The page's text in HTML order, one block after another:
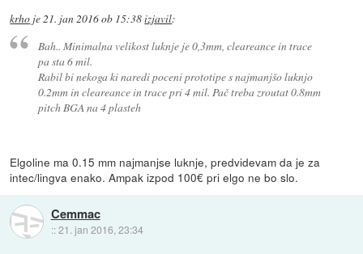
krho je21. jan 2016 ob 15:38izjavil:
Bah.. Minimalna velikost luknje je 0,3mm, cleareance in trace
pa sta 6 mil.
Rabil bi nekoga ki naredi poceni prototipe s najmanjšo luknjo
0.2mm in cleareance in trace pri 4 mil. Pač treba zroutat 0.8mm
pitch BGA na 4 plasteh
Elgoline ma 0.15 mm najmanjse luknje, predvidevam da je za
intec/lingva enako. Ampak izpod 100€ pri elgo ne bo slo.
Cemmac
::21. jan 2016, 23:34